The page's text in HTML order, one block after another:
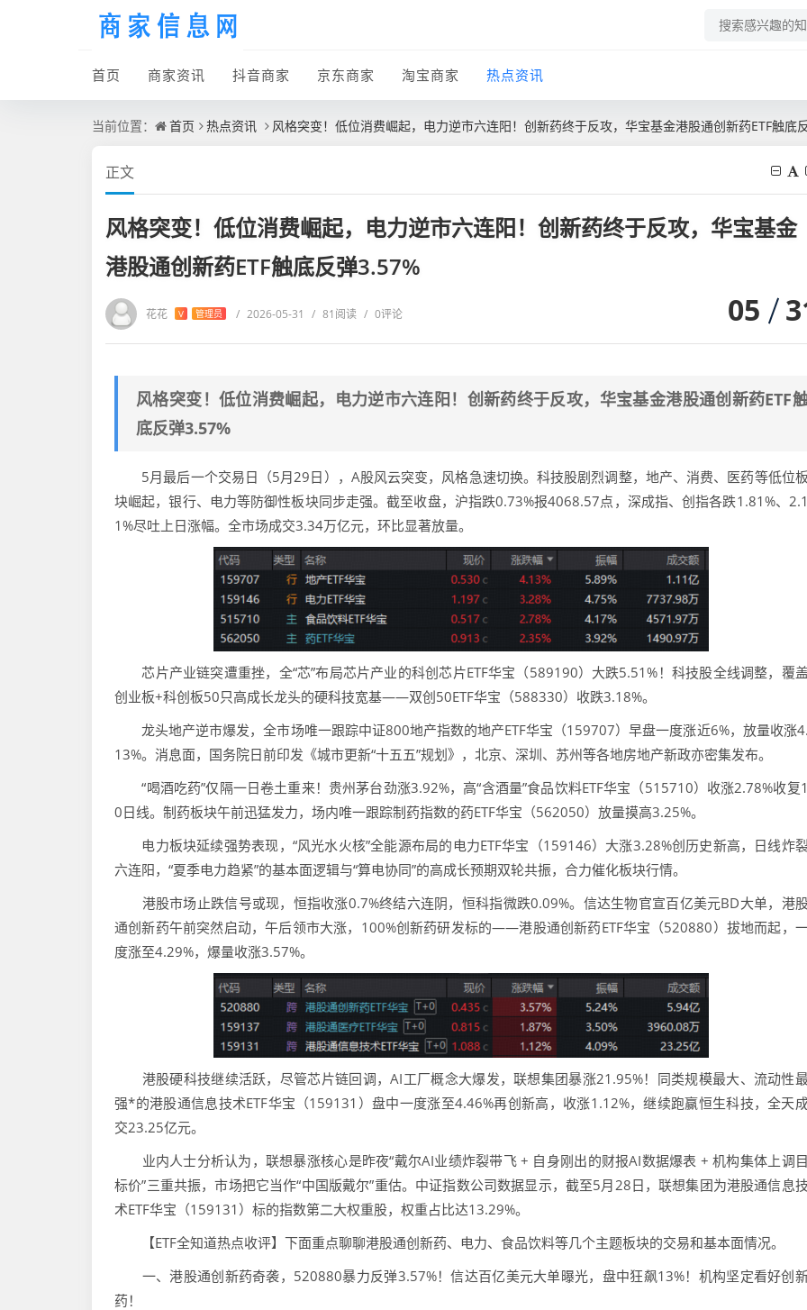
首页 商家资讯 抖音商家 京东商家 淘宝商家 热点资讯
当前位置： 首页 热点资讯 风格突变！低位消费崛起，电力逆市六连阳！创新药终于反攻，华宝基金港股通创新药ETF触底
正文
风格突变！低位消费崛起，电力逆市六连阳！创新药终于反攻，华宝基金
港股通创新药ETF触底反弹3.57%
花花 V 管理员 / 2026-05-31 / 81阅读 / 0评论 05
风格突变！低位消费崛起，电力逆市六连阳！创新药终于反攻，华宝基金港股通创新药ETF
底反弹3.57%
5月最后一个交易日（5月29日），A股风云突变，风格急速切换。科技股剧烈调整，地产、消费、医药等低位板
块崛起，银行、电力等防御性板块同步走强。截至收盘，沪指跌0.73%报4068.57点，深成指、创指各跌1.81%、2.1
1%尽吐上日涨幅。全市场成交3.34万亿元，环比显著放量。
芯片产业链突遭重挫，全“芯”布局芯片产业的科创芯片ETF华宝（589190）大跌5.51%！科技股全线调整，覆盖
创业板+科创板50只高成长龙头的硬科技宽基——双创50ETF华宝（588330）收跌3.18%。
龙头地产逆市爆发，全市场唯一跟踪中证800地产指数的地产ETF华宝（159707）早盘一度涨近6%，放量收涨4.
13%。消息面，国务院日前印发《城市更新“十五五”规划》，北京、深圳、苏州等各地房地产新政亦密集发布。
“喝酒吃药”仅隔一日卷土重来！贵州茅台劲涨3.92%，高“含酒量”食品饮料ETF华宝（515710）收涨2.78%收复1
0日线。制药板块午前迅猛发力，场内唯一跟踪制药指数的药ETF华宝（562050）放量摸高3.25%。
电力板块延续强势表现，“风光水火核”全能源布局的电力ETF华宝（159146）大涨3.28%创历史新高，日线炸
六连阳，“夏季电力趋紧”的基本面逻辑与“算电协同”的高成长预期双轮共振，合力催化板块行情。
港股市场止跌信号或现，恒指收涨0.7%终结六连阴，恒科指微跌0.09%。信达生物官宣百亿美元BD大单，港
通创新药午前突然启动，午后领市大涨，100%创新药研发标的——港股通创新药ETF华宝（520880）拔地而起，
度涨至4.29%，爆量收涨3.57%。
港股硬科技继续活跃，尽管芯片链回调，AI工厂概念大爆发，联想集团暴涨21.95%！同类规模最大、流动性
强*的港股通信息技术ETF华宝（159131）盘中一度涨至4.46%再创新高，收涨1.12%，继续跑赢恒生科技，全天
交23.25亿元。
业内人士分析认为，联想暴涨核心是昨夜“戴尔AI业绩炸裂带飞 + 自身刚出的财报AI数据爆表 + 机构集体上调目
标价”三重共振，市场把它当作“中国版戴尔”重估。中证指数公司数据显示，截至5月28日，联想集团为港股通信息技
术ETF华宝（159131）标的指数第二大权重股，权重占比达13.29%。
【ETF全知道热点收评】下面重点聊聊港股通创新药、电力、食品饮料等几个主题板块的交易和基本面情况。
一、港股通创新药奇袭，520880暴力反弹3.57%！信达百亿美元大单曝光，盘中狂飙13%！机构坚定看好创
药！